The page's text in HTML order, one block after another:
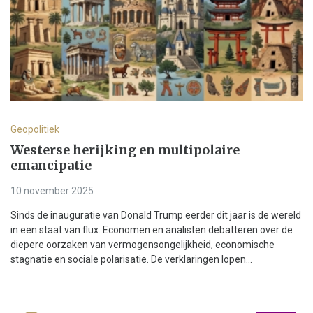
Geopolitiek
Westerse herijking en multipolaire
emancipatie
10 november 2025
Sinds de inauguratie van Donald Trump eerder dit jaar is de wereld
in een staat van flux. Economen en analisten debatteren over de
diepere oorzaken van vermogensongelijkheid, economische
stagnatie en sociale polarisatie. De verklaringen lopen...